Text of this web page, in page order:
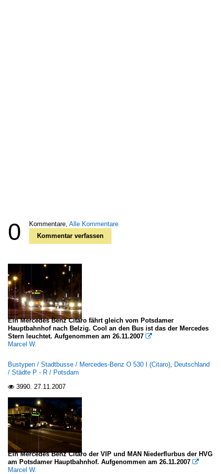
0 Kommentare, Alle Kommentare
Kommentar verfassen
Ein Mercedes Benz Citaro fährt gleich vom Potsdamer
Hauptbahnhof nach Belzig. Cool an den Bus ist das der Mercedes
Stern leuchtet. Aufgenommen am 26.11.2007 
Marcel W.
Bustypen / Stadtbusse / Mercedes-Benz O 530 I (Citaro), Deutschland
/ Städte P - R / Potsdam
 3990. 27.11.2007
Ein Mercedes Benz Citaro der VIP und MAN Niederflurbus der HVG
am Potsdamer Hauptbahnhof. Aufgenommen am 26.11.2007 
Marcel W.